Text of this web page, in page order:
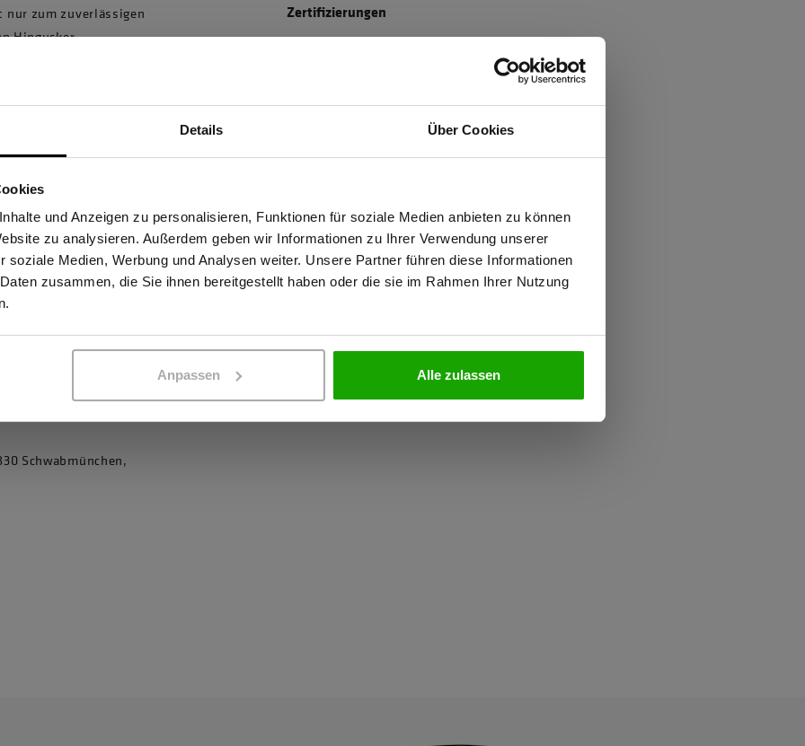
Details Über Cookies
und Anzeigen zu personalisieren, Funktionen für soziale Medien anbieten zu können
zu analysieren. Außerdem geben wir Informationen zu Ihrer Verwendung unserer
soziale Medien, Werbung und Analysen weiter. Unsere Partner führen diese Informationen
zusammen, die Sie ihnen bereitgestellt haben oder die sie im Rahmen Ihrer Nutzung
Anpassen Alle zulassen
nur zum zuverlässigen
Hingucker.
Abriebfestigkeit
Schwabmünchen,
Zertifizierungen
OEKO-TEX® zertifiziert
Sind Sie Gewerbetreibender?
dass ich Gewerbetreibender bin. Alle Preise werden netto ausgewiesen.
PRIVATPERSON